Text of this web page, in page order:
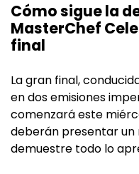
Cómo sigue la
MasterChef
final
La gran final,
en dos emisiones
comenzará este
deberán presentar un
demuestre todo lo